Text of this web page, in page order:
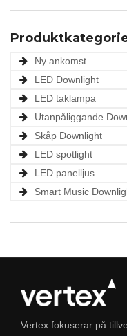
Ny ankomst
LED Downlight
LED taklampa
Utanpåliggande
Skåp Downlight
LED spotlight
LED panelljus
Smart Music
Vertex fokuserar på